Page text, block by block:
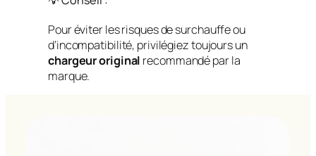
Pour éviter les risques de surchauffe ou
d’incompatibilité, privilégiez toujours un
chargeur original recommandé par la
marque.